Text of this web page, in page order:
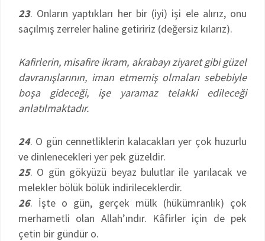
23. Onların yaptıkları her bir (iyi) işi ele alırız, onu
saçılmış zerreler haline getiririz (değersiz kılarız).
Kafirlerin, misafire ikram, akrabayı ziyaret gibi güzel
davranışlarının, iman etmemiş olmaları sebebiyle
boşa gideceği, işe yaramaz telakki edileceği
anlatılmaktadır.
24. O gün cennetliklerin kalacakları yer çok huzurlu
ve dinlenecekleri yer pek güzeldir.
25. O gün gökyüzü beyaz bulutlar ile yarılacak ve
melekler bölük bölük indirileceklerdir.
26. İşte o gün, gerçek mülk (hükümranlık) çok
merhametli olan Allah’ındır. Kâfirler için de pek
çetin bir gündür o.